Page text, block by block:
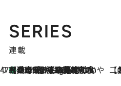
SERIES
連載
47都道府県の手みやげ ひんやりスイーツで夏を満喫
10 Hours Ago
【兵庫県】この夏絶対食べたい 冷やしておいしいおやつ3選 淡路島の恵みをジェラートに集約 【